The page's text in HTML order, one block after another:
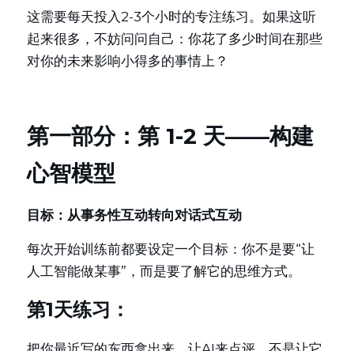
这需要每天投入2-3个小时的专注练习。如果这听
起来很多，不妨问问自己：你花了多少时间在那些
对你的未来影响小得多的事情上？
第一部分：第 1-2 天——构建
心智模型
目标：从事务性互动转向对话式互动
每次开始训练前都要设定一个目标：你不是要“让
人工智能做某事”，而是要了解它的思维方式。
第1天练习：